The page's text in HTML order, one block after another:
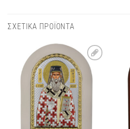
ΣΧΕΤΙΚΑ ΠΡΟΪΟΝΤΑ
Πρόσθήκη
στην λίστα
επιθυμιών